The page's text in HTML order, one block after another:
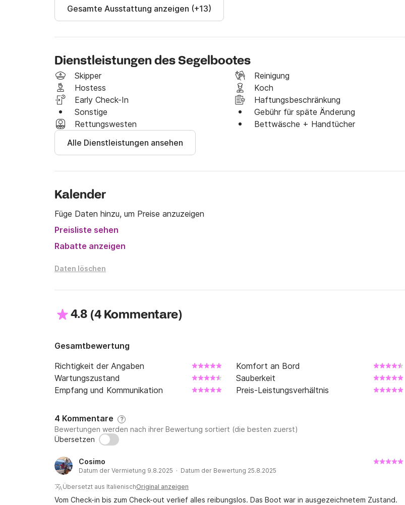
Gesamte Ausstattung anzeigen (+13)
Dienstleistungen des Segelbootes
Skipper
Reinigung
Hostess
Koch
Early Check-In
Haftungsbeschränkung
Sonstige
Gebühr für späte Änderung
Rettungswesten
Bettwäsche + Handtücher
Alle Dienstleistungen ansehen
Kalender
Füge Daten hinzu, um Preise anzuzeigen
Preisliste sehen
Rabatte anzeigen
Daten löschen
4.8 (4 Kommentare)
Gesamtbewertung
Richtigkeit der Angaben
Komfort an Bord
Wartungszustand
Sauberkeit
Empfang und Kommunikation
Preis-Leistungsverhältnis
4 Kommentare ?
Bewertungen werden nach ihrer Bewertung sortiert (die besten zuerst)
Übersetzen
Cosimo
Datum der Vermietung 9.8.2025 · Datum der Bewertung 25.8.2025
Übersetzt aus ItalienischOriginal anzeigen
Vom Check-in bis zum Check-out verlief alles reibungslos. Das Boot war in ausgezeichnetem Zustand.